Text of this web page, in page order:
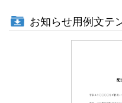
お知らせ用例文テ